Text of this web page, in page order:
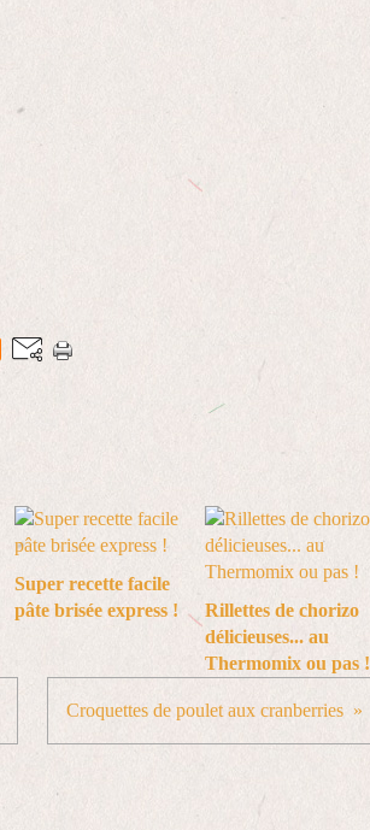
Super recette facile
pâte brisée express !
Rillettes de chorizo
délicieuses... au
Thermomix ou pas !
Croquettes de poulet aux cranberries